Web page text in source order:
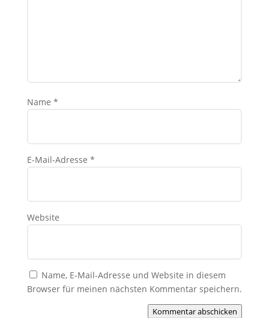
Name *
E-Mail-Adresse *
Website
Name, E-Mail-Adresse und Website in diesem
Browser für meinen nächsten Kommentar speichern.
Kommentar abschicken